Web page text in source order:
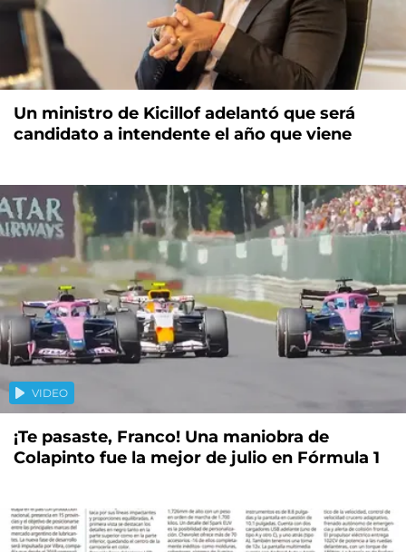
Un ministro de Kicillof adelantó que será
candidato a intendente el año que viene
VIDEO
¡Te pasaste, Franco! Una maniobra de
Colapinto fue la mejor de julio en Fórmula 1